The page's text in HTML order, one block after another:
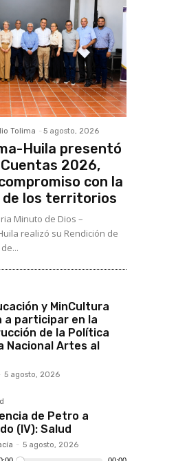
Tolima - 5 agosto, 2026
Huila presentó
2026,
con la
los territorios
Minuto de Dios –
realizó su Rendición de
y MinCultura
a participar en la
de la Política
Nacional Artes al
5 agosto, 2026
de Petro a
(IV): Salud
- 5 agosto, 2026